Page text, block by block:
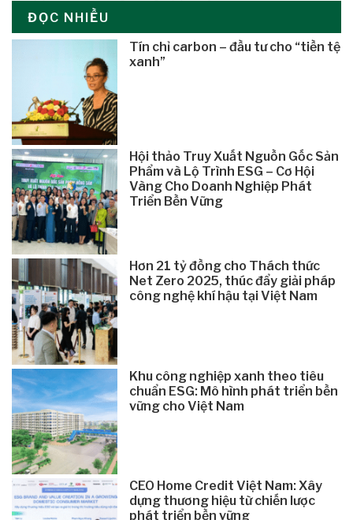
ĐỌC NHIỀU
Tín chỉ carbon – đầu tư cho “tiền tệ
xanh”
Hội thảo Truy Xuất Nguồn Gốc Sản
Phẩm và Lộ Trình ESG – Cơ Hội
Vàng Cho Doanh Nghiệp Phát
Triển Bền Vững
Hơn 21 tỷ đồng cho Thách thức
Net Zero 2025, thúc đẩy giải pháp
công nghệ khí hậu tại Việt Nam
Khu công nghiệp xanh theo tiêu
chuẩn ESG: Mô hình phát triển bền
vững cho Việt Nam
CEO Home Credit Việt Nam: Xây
dựng thương hiệu từ chiến lược
phát triển bền vững